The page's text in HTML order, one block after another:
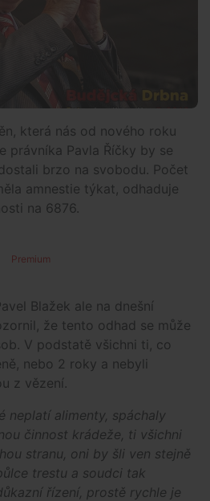
která nás od nového roku
právníka Pavla Říčky by se
brzo na svobodu. Počet
amnestie týkat, odhaduje
na 6876.
Premium
Blažek ale na dnešní
že tento odhad se může
V podstatě všichni ti, co
nebo 2 roky a nebyli
z vězení.
neplatí alimenty, spáchaly
činnost krádeže, ti všichni
stranu, oni by šli ven stejně
trestu a soudci tak
řízení, prostě rychle je